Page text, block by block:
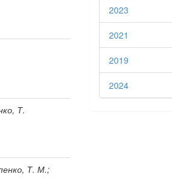
Т.
Т. М.;
2023
2021
2019
2024